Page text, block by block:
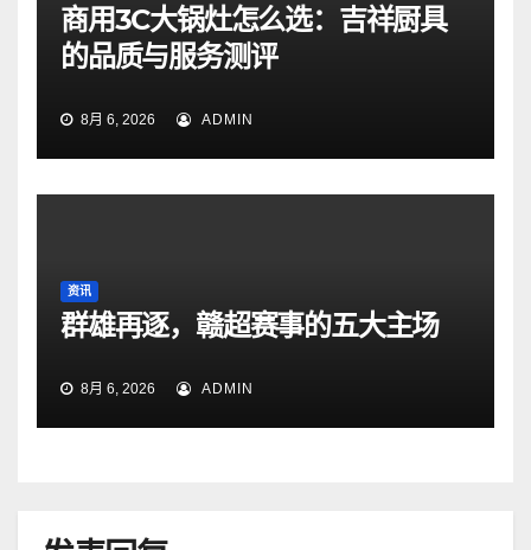
商用3C大锅灶怎么选：吉祥厨具
的品质与服务测评
8月 6, 2026 ADMIN
资讯
群雄再逐，赣超赛事的五大主场
8月 6, 2026 ADMIN